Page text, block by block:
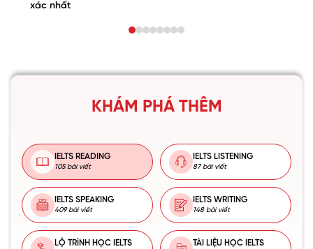
xác nhất
KHÁM PHÁ THÊM
IELTS READING
105 bài viết
IELTS LISTENING
87 bài viết
IELTS SPEAKING
409 bài viết
IELTS WRITING
148 bài viết
LỘ TRÌNH HỌC IELTS TÀI LIỆU HỌC IELTS